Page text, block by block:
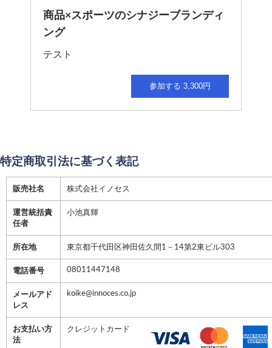
商品×スポーツのシナジーブランディ
ング
テスト
参加する 3,300円
特定商取引法に基づく表記
販売社名 株式会社イノセス
運営統括責
任者
小池真輝
所在地 東京都千代田区神田佐久間1－14第2東ビル303
電話番号 08011447148
メールアド
レス
koike@innoces.co.jp
お支払い方
法
クレジットカード